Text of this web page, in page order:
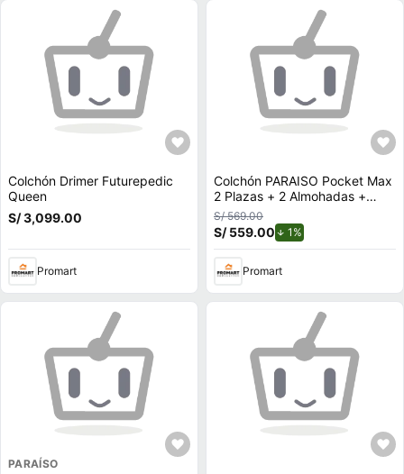
Colchón Drimer Futurepedic
Queen
S/ 3,099.00
Promart
Colchón PARAISO Pocket Max
2 Plazas + 2 Almohadas +
Protector
S/ 569.00
S/ 559.00 1%
Promart
PARAÍSO